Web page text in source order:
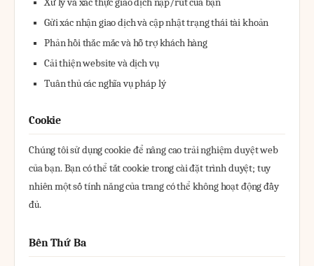
Xử lý và xác thực giao dịch nạp/rút của bạn
Gửi xác nhận giao dịch và cập nhật trạng thái tài khoản
Phản hồi thắc mắc và hỗ trợ khách hàng
Cải thiện website và dịch vụ
Tuân thủ các nghĩa vụ pháp lý
Cookie
Chúng tôi sử dụng cookie để nâng cao trải nghiệm duyệt web
của bạn. Bạn có thể tắt cookie trong cài đặt trình duyệt; tuy
nhiên một số tính năng của trang có thể không hoạt động đầy
đủ.
Bên Thứ Ba